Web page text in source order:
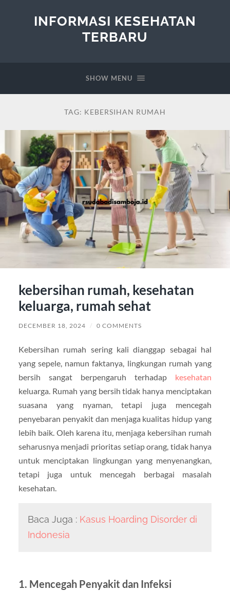
INFORMASI KESEHATAN
TERBARU
SHOW MENU
TAG: KEBERSIHAN RUMAH
kebersihan rumah, kesehatan
keluarga, rumah sehat
DECEMBER 18, 2024 / 0 COMMENTS
Kebersihan rumah sering kali dianggap sebagai hal
yang sepele, namun faktanya, lingkungan rumah yang
bersih sangat berpengaruh terhadap kesehatan
keluarga. Rumah yang bersih tidak hanya menciptakan
suasana yang nyaman, tetapi juga mencegah
penyebaran penyakit dan menjaga kualitas hidup yang
lebih baik. Oleh karena itu, menjaga kebersihan rumah
seharusnya menjadi prioritas setiap orang, tidak hanya
untuk menciptakan lingkungan yang menyenangkan,
tetapi juga untuk mencegah berbagai masalah
kesehatan.
Baca Juga : Kasus Hoarding Disorder di
Indonesia
1. Mencegah Penyakit dan Infeksi